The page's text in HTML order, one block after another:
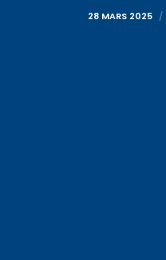
28 MARS 2025